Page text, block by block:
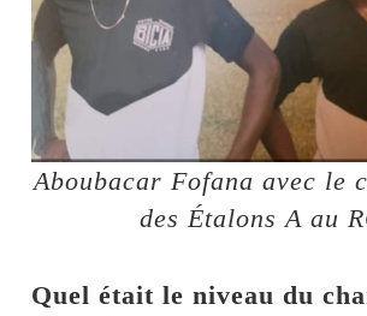
Aboubacar Fofana avec le
des Étalons A au
Quel était le niveau du